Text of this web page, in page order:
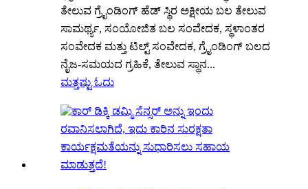
ತೇಲುವ ಗ್ರೈಂಡಿಂಗ್ ಹೆಡ್ ಸ್ಥಿರ ಅಕ್ಷೀಯ ಬಲ ತೇಲುವ
ಸಾಮರ್ಥ್ಯ, ಸಂಯೋಜಿತ ಬಲ ಸಂವೇದಕ, ಸ್ಥಳಾಂತರ
ಸಂವೇದಕ ಮತ್ತು ಟಿಲ್ಟ್ ಸಂವೇದಕ, ಗ್ರೈಂಡಿಂಗ್ ಬಲದ
ನೈಜ-ಸಮಯದ ಗ್ರಹಿಕೆ, ತೇಲುವ ಸ್ಥಾನ...
ಮತ್ತಷ್ಟು ಓದು